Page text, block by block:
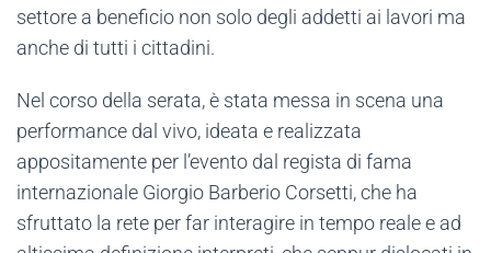
settore a beneficio non solo degli addetti ai lavori ma
anche di tutti i cittadini.
Nel corso della serata, è stata messa in scena una
performance dal vivo, ideata e realizzata
appositamente per l’evento dal regista di fama
internazionale Giorgio Barberio Corsetti, che ha
sfruttato la rete per far interagire in tempo reale e ad